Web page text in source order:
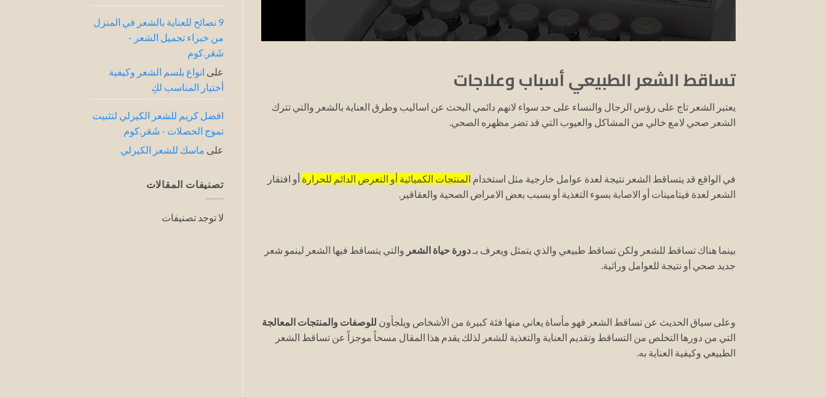
تساقط الشعر الطبيعي أسباب وعلاجات
يعتبر الشعر تاج على رؤس الرجال والنساء على حد سواء لانهم دائمي البحث عن اساليب وطرق العناية بالشعر والتي تترك
الشعر صحي لامع خالي من المشاكل والعيوب التي قد تضر مظهره الصحي.
في الواقع قد يتساقط الشعر نتيجة لعدة عوامل خارجية مثل استخدام المنتجات الكميائية أو التعرض الدائم للحرارة أو افتقار
الشعر لعدة فيتامينات أو الاصابة بسوء التغذية أو بسبب بعض الامراض الصحية والعقاقير.
بينما هناك تساقط للشعر ولكن تساقط طبيعي والذي يتمثل ويعرف بـدورة حياة الشعر والتي يتساقط فيها الشعر لينمو شعر
جديد صحي أو نتيجة للعوامل وراثية.
وعلى سياق الحديث عن تساقط الشعر فهو مأساة يعاني منها فئة كبيرة من الأشخاص ويلجأون للوصفات والمنتجات المعالجة
التي من دورها التخلص من التساقط وتقديم العناية والتغذية للشعر لذلك يقدم هذا المقال مسحاً موجزاً عن تساقط الشعر
الطبيعي وكيفية العناية به.
9 نصائح للعناية بالشعر في المنزل
من خبراء تجميل الشعر -
شَعَر.كوم
على انواع بلسم الشعر وكيفية
أختيار المناسب لكِ
افضل كريم للشعر الكيرلي لتثبيت
تموج الخصلات - شَعَر.كوم
على ماسك للشعر الكيرلي
تصنيفات المقالات
لا توجد تصنيفات